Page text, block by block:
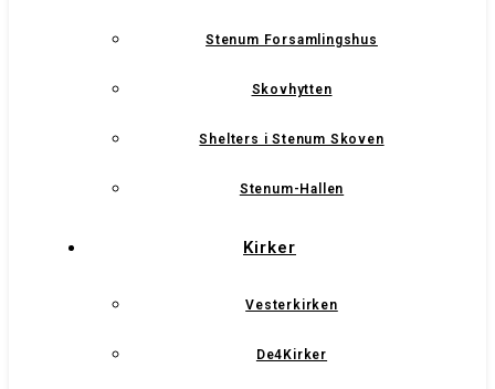
Stenum Forsamlingshus
Skovhytten
Shelters i Stenum Skoven
Stenum-Hallen
Kirker
Vesterkirken
De4Kirker